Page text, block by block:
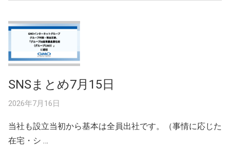
SNSまとめ7月15日
2026年7月16日
当社も設立当初から基本は全員出社です。（事情に応じた
在宅・シ …